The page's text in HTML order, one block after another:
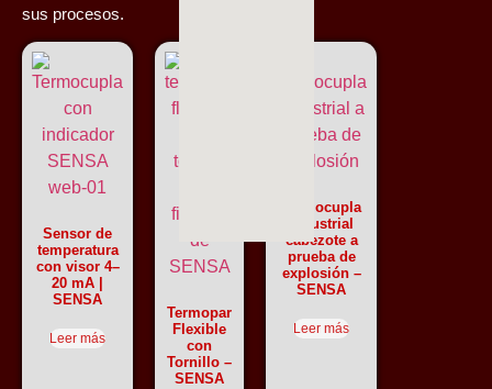
sus procesos.
Sensor de
temperatura
con visor 4–
20 mA |
SENSA
Leer más
Termopar
Flexible
con
Tornillo –
SENSA
Termocupla
industrial
cabezote a
prueba de
explosión –
SENSA
Leer más